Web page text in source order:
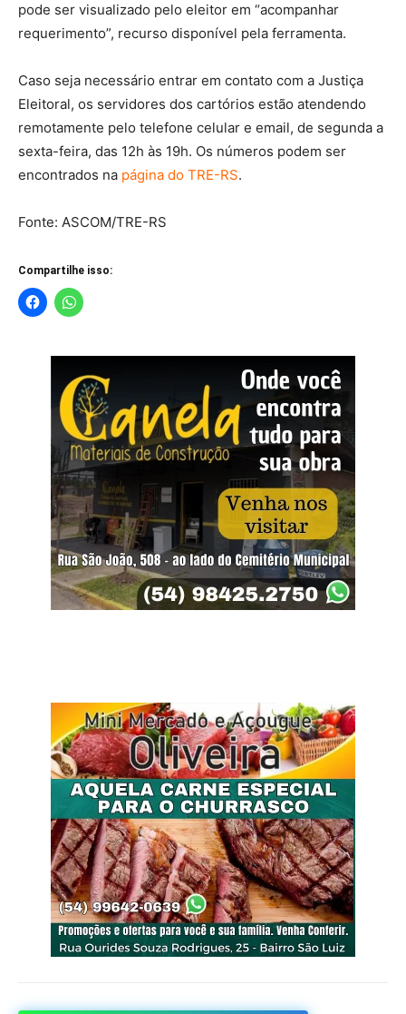
pode ser visualizado pelo eleitor em “acompanhar
requerimento”, recurso disponível pela ferramenta.
Caso seja necessário entrar em contato com a Justiça
Eleitoral, os servidores dos cartórios estão atendendo
remotamente pelo telefone celular e email, de segunda a
sexta-feira, das 12h às 19h. Os números podem ser
encontrados na página do TRE-RS.
Fonte: ASCOM/TRE-RS
Compartilhe isso: